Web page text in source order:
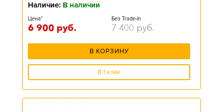
Наличие: В наличии
Цена*
6 900 руб.
Без Trade-in
7 400 руб.
В КОРЗИНУ
В 1 клик